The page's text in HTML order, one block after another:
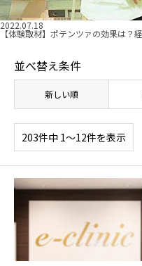
2022.07.18
【体験取材】ポテンツァの効果は？
並べ替え条件
新しい順
203件中 1〜12件を表示